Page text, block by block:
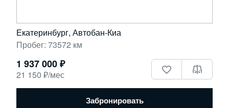
Екатеринбург, Автобан-Киа
Пробег: 73572 км
1 937 000 ₽
21 150 ₽/мес
Забронировать